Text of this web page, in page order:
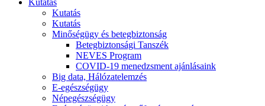
Kutatás
Kutatás
Kutatás
Minőségügy és betegbiztonság
Betegbiztonsági Tanszék
NEVES Program
COVID-19 menedzsment ajánlásaink
Big data, Hálózatelemzés
E-egészségügy
Népegészségügy